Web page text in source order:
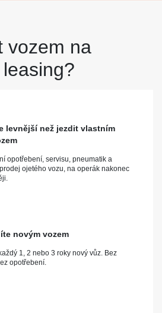
vozem na
levnější než jezdit vlastním
opotřebení, servisu, pneumatik a
ojetého vozu, na operák nakonec
novým vozem
1, 2 nebo 3 roky nový vůz. Bez
opotřebení.